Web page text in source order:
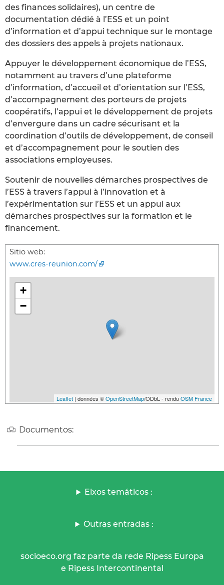
des finances solidaires), un centre de
documentation dédié à l’ESS et un point
d’information et d’appui technique sur le montage
des dossiers des appels à projets nationaux.
Appuyer le développement économique de l’ESS,
notamment au travers d’une plateforme
d’information, d’accueil et d’orientation sur l’ESS,
d’accompagnement des porteurs de projets
coopératifs, l’appui et le développement de projets
d’envergure dans un cadre sécurisant et la
coordination d’outils de développement, de conseil
et d’accompagnement pour le soutien des
associations employeuses.
Soutenir de nouvelles démarches prospectives de
l’ESS à travers l’appui à l’innovation et à
l’expérimentation sur l’ESS et un appui aux
démarches prospectives sur la formation et le
financement.
Sitio web:
www.cres-reunion.com/
+
−
Leaflet | données ©OpenStreetMap/ODbL - renduOSM France
Documentos:
Eixos temáticos :
Outras entradas :
socioeco.org faz parte da rede Ripess Europa
e Ripess Intercontinental